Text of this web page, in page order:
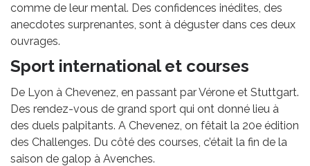
comme de leur mental. Des confidences inédites, des
anecdotes surprenantes, sont à déguster dans ces deux
ouvrages.
Sport international et courses
De Lyon à Chevenez, en passant par Vérone et Stuttgart.
Des rendez-vous de grand sport qui ont donné lieu à
des duels palpitants. A Chevenez, on fêtait la 20e édition
des Challenges. Du côté des courses, c’était la fin de la
saison de galop à Avenches.